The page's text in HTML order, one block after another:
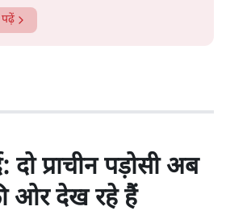
पढ़ें
प्राचीन पड़ोसी अब
ओर देख रहे हैं